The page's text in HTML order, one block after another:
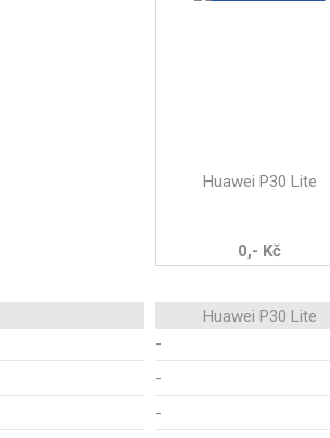
Huawei P30 Lite
0,- Kč
Huawei P30 Lite
-
-
-